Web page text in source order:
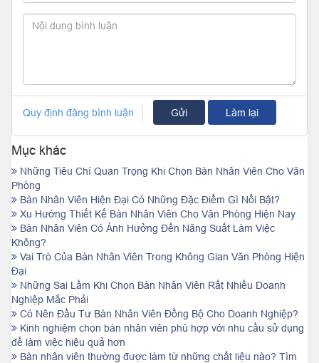
Quy định đăng bình luận Gửi Làm lại
Mục khác
Những Tiêu Chí Quan Trọng Khi Chọn Bàn Nhân Viên Cho Văn
Phòng
Bàn Nhân Viên Hiện Đại Có Những Đặc Điểm Gì Nổi Bật?
Xu Hướng Thiết Kế Bàn Nhân Viên Cho Văn Phòng Hiện Nay
Bàn Nhân Viên Có Ảnh Hưởng Đến Năng Suất Làm Việc
Không?
Vai Trò Của Bàn Nhân Viên Trong Không Gian Văn Phòng Hiện
Đại
Những Sai Lầm Khi Chọn Bàn Nhân Viên Rất Nhiều Doanh
Nghiệp Mắc Phải
Có Nên Đầu Tư Bàn Nhân Viên Đồng Bộ Cho Doanh Nghiệp?
Kinh nghiệm chọn bàn nhân viên phù hợp với nhu cầu sử dụng
để làm việc hiệu quả hơn
Bàn nhân viên thường được làm từ những chất liệu nào? Tìm